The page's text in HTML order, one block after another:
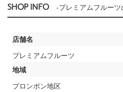
SHOP INFO -プレミアムフルーツ
店舗名
プレミアムフルーツ
地域
プロンポン地区